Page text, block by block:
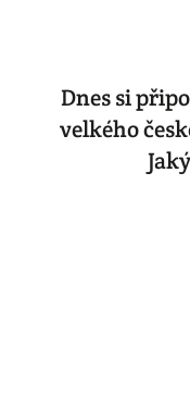
Dnes si
velkého